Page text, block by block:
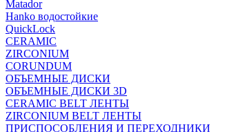
Matador
Hanko водостойкие
QuickLock
CERAMIC
ZIRCONIUM
СORUNDUM
ОБЪЕМНЫЕ ДИСКИ
ОБЪЕМНЫЕ ДИСКИ 3D
CERAMIC BELT ЛЕНТЫ
ZIRCONIUM BELT ЛЕНТЫ
ПРИСПОСОБЛЕНИЯ И ПЕРЕХОДНИКИ